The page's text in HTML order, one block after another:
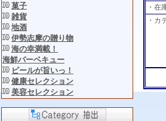
菓子
雑貨
地酒
伊勢志摩の贈り物
海の幸満載！
海鮮バーベキュー
ビールが旨いっ！
健康セレクション
美容セレクション
・在
・カ